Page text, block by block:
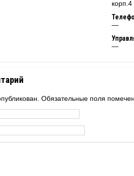
—
—
Обязательные поля